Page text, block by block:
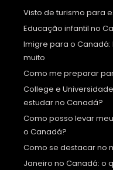
Visto de turismo para
Educação infantil no
Imigre para o Canadá:
muito
Como me preparar
College e
estudar no Canadá?
Como posso levar
o Canadá?
Como se destacar no
Janeiro no Canadá: o